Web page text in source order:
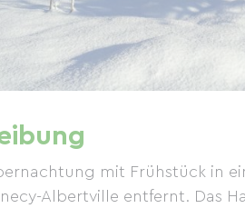
mit Frühstück in
Albertville entfernt. Das